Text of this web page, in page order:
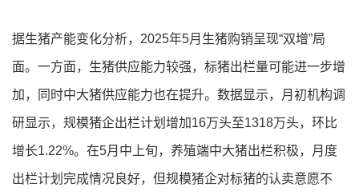
据生猪产能变化分析，2025年5月生猪购销呈现“双增”局
面。一方面，生猪供应能力较强，标猪出栏量可能进一步增
加，同时中大猪供应能力也在提升。数据显示，月初机构调
研显示，规模猪企出栏计划增加16万头至1318万头，环比
增长1.22%。在5月中上旬，养殖端中大猪出栏积极，月度
出栏计划完成情况良好，但规模猪企对标猪的认卖意愿不